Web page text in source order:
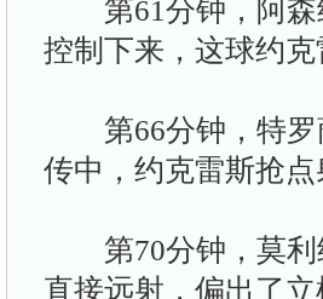
第61分钟，阿森
控制下来，这球约克
第66分钟，特罗
传中，约克雷斯抢点
第70分钟，莫利
直接远射，偏出了立